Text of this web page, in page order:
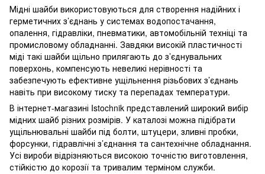
Мідні шайби використовуються для створення надійних і
герметичних з’єднань у системах водопостачання,
опалення, гідравліки, пневматики, автомобільній техніці та
промисловому обладнанні. Завдяки високій пластичності
міді такі шайби щільно прилягають до з’єднувальних
поверхонь, компенсують невеликі нерівності та
забезпечують ефективне ущільнення різьбових з’єднань
навіть при високому тиску та перепадах температури.
В інтернет-магазині Istochnik представлений широкий вибір
мідних шайб різних розмірів. У каталозі можна підібрати
ущільнювальні шайби під болти, штуцери, зливні пробки,
форсунки, гідравлічні з’єднання та сантехнічне обладнання.
Усі вироби відрізняються високою точністю виготовлення,
стійкістю до корозії та тривалим терміном служби.